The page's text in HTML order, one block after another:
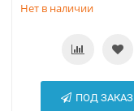
Нет в наличии
ПОД ЗАКАЗ